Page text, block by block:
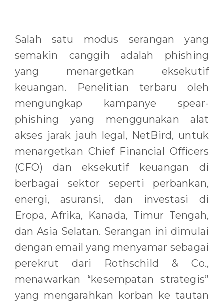
Salah satu modus serangan yang
semakin canggih adalah phishing
yang menargetkan eksekutif
keuangan. Penelitian terbaru oleh
mengungkap kampanye spear-
phishing yang menggunakan alat
akses jarak jauh legal, NetBird, untuk
menargetkan Chief Financial Officers
(CFO) dan eksekutif keuangan di
berbagai sektor seperti perbankan,
energi, asuransi, dan investasi di
Eropa, Afrika, Kanada, Timur Tengah,
dan Asia Selatan. Serangan ini dimulai
dengan email yang menyamar sebagai
perekrut dari Rothschild & Co.,
menawarkan “kesempatan strategis”
yang mengarahkan korban ke tautan